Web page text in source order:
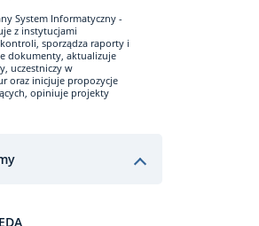
System Informatyczny -
z instytucjami
sporządza raporty i
dokumenty, aktualizuje
uczestniczy w
oraz inicjuje propozycje
opiniuje projekty